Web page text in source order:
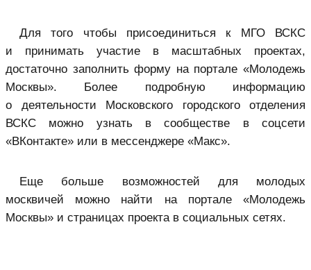
Для того чтобы присоединиться к МГО ВСКС
и принимать участие в масштабных проектах,
достаточно заполнить форму на портале «Молодежь
Москвы». Более подробную информацию
о деятельности Московского городского отделения
ВСКС можно узнать в сообществе в соцсети
«ВКонтакте» или в мессенджере «Макс».
Еще больше возможностей для молодых
москвичей можно найти на портале «Молодежь
Москвы» и страницах проекта в социальных сетях.